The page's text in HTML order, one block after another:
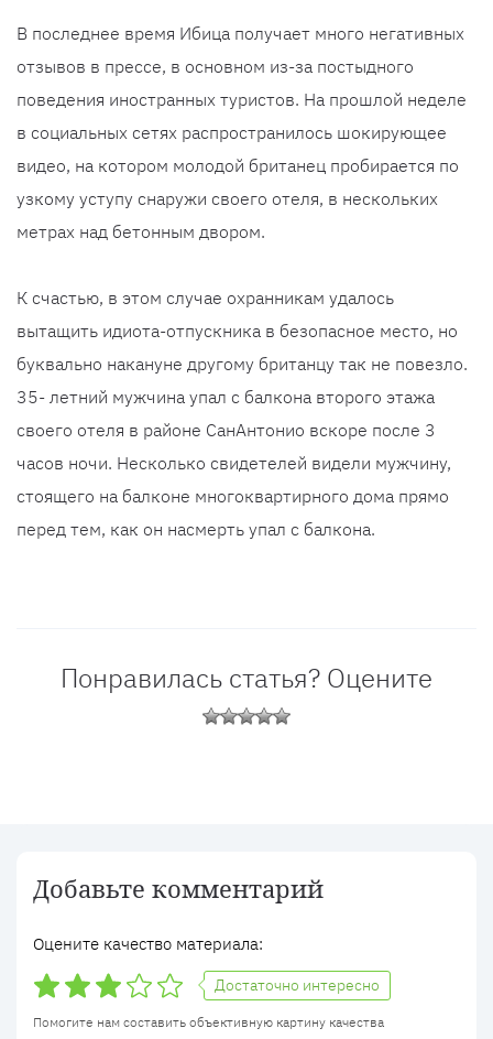
В последнее время Ибица получает много негативных
отзывов в прессе, в основном из-за постыдного
поведения иностранных туристов. На прошлой неделе
в социальных сетях распространилось шокирующее
видео, на котором молодой британец пробирается по
узкому уступу снаружи своего отеля, в нескольких
метрах над бетонным двором.
К счастью, в этом случае охранникам удалось
вытащить идиота-отпускника в безопасное место, но
буквально накануне другому британцу так не повезло.
35- летний мужчина упал с балкона второго этажа
своего отеля в районе СанАнтонио вскоре после 3
часов ночи. Несколько свидетелей видели мужчину,
стоящего на балконе многоквартирного дома прямо
перед тем, как он насмерть упал с балкона.
Понравилась статья? Оцените
Добавьте комментарий
Оцените качество материала:
Достаточно интересно
Помогите нам составить объективную картину качества